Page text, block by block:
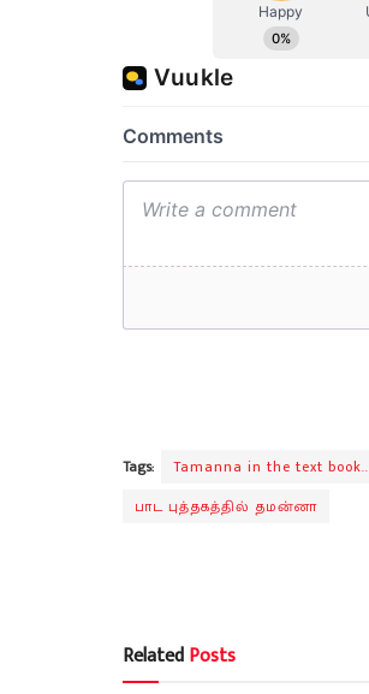
Tags: Tamanna in the text book..
பாட புத்தகத்தில் தமன்னா
RelatedPosts